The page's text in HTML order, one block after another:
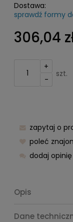
Dostawa:
Cena nie
sprawdź formy
306,04
+
-
szt.
zapytaj o
poleć
dodaj opinię
Opis
Dane